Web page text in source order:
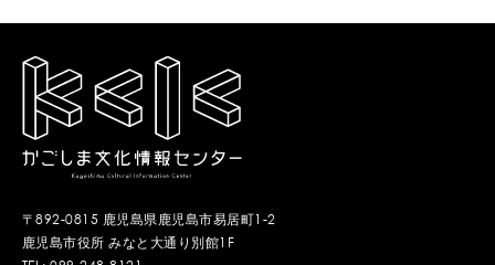
〒892-0815 鹿児島県鹿児島市易居町1-2
鹿児島市役所 みなと大通り別館1F